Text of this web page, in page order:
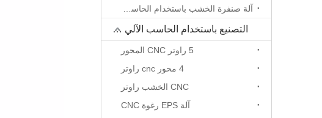
التصنيع باستخدام الحاسب الآلي جهاز التوجيه
5 راوتر CNC المحور
4 محور cnc راوتر
CNC الخشب راوتر
آلة EPS رغوة CNC